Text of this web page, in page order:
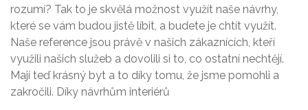
rozumí? Tak to je skvělá možnost využít naše návrhy,
které se vám budou jistě líbit, a budete je chtít využít.
Naše reference jsou právě v našich zákaznících, kteří
využili našich služeb a dovolili si to, co ostatní nechtějí.
Mají teď krásný byt a to díky tomu, že jsme pomohli a
zakročili. Díky návrhům interiérů